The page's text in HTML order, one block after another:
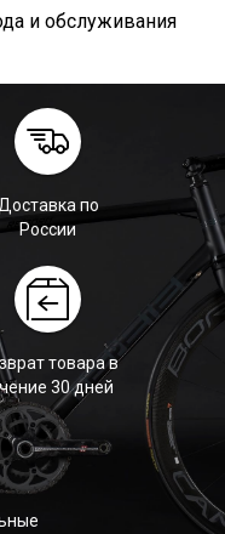
и обслуживания
Доставка по
России
товара в
30 дней